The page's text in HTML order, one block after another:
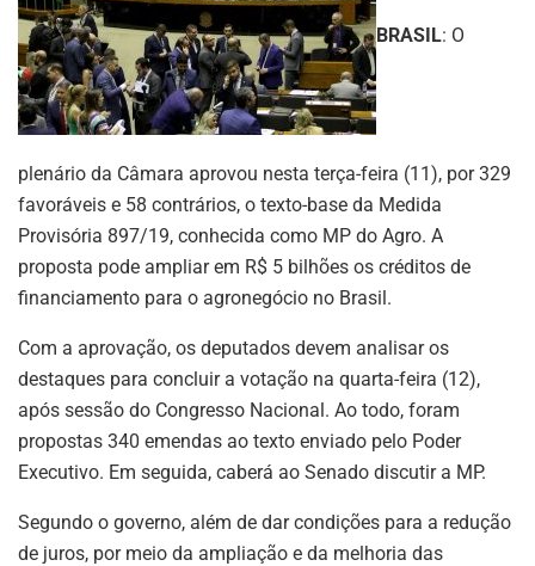
BRASIL: O
plenário da Câmara aprovou nesta terça-feira (11), por 329
favoráveis e 58 contrários, o texto-base da Medida
Provisória 897/19, conhecida como MP do Agro. A
proposta pode ampliar em R$ 5 bilhões os créditos de
financiamento para o agronegócio no Brasil.
Com a aprovação, os deputados devem analisar os
destaques para concluir a votação na quarta-feira (12),
após sessão do Congresso Nacional. Ao todo, foram
propostas 340 emendas ao texto enviado pelo Poder
Executivo. Em seguida, caberá ao Senado discutir a MP.
Segundo o governo, além de dar condições para a redução
de juros, por meio da ampliação e da melhoria das